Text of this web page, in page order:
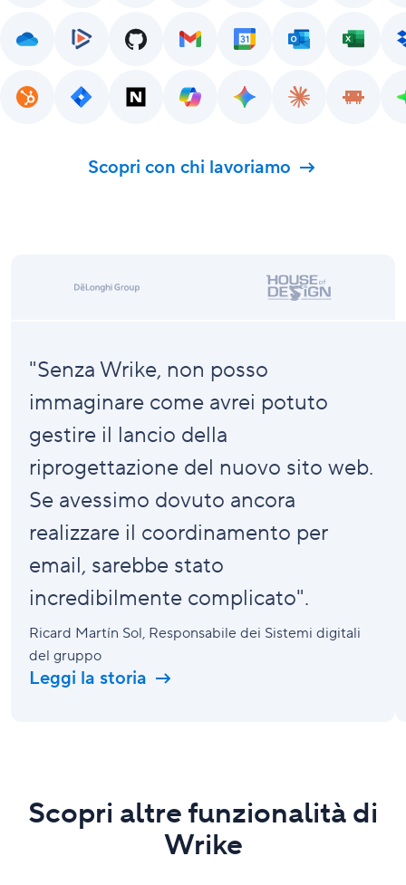
Scopri con chi lavoriamo
"Senza Wrike, non posso
immaginare come avrei potuto
gestire il lancio della
riprogettazione del nuovo sito web.
Se avessimo dovuto ancora
realizzare il coordinamento per
email, sarebbe stato
incredibilmente complicato".
Ricard Martín Sol, Responsabile dei Sistemi digitali
del gruppo
Leggi la storia
Scopri altre funzionalità di
Wrike